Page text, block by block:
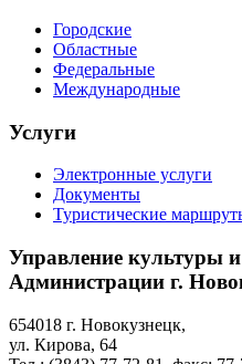
Городские
Областные
Федеральные
Международные
Услуги
Электронные услуги
Документы
Туристические
Управление культуры
Администрации г.
654018 г. Новокузнецк,
ул. Кирова, 64